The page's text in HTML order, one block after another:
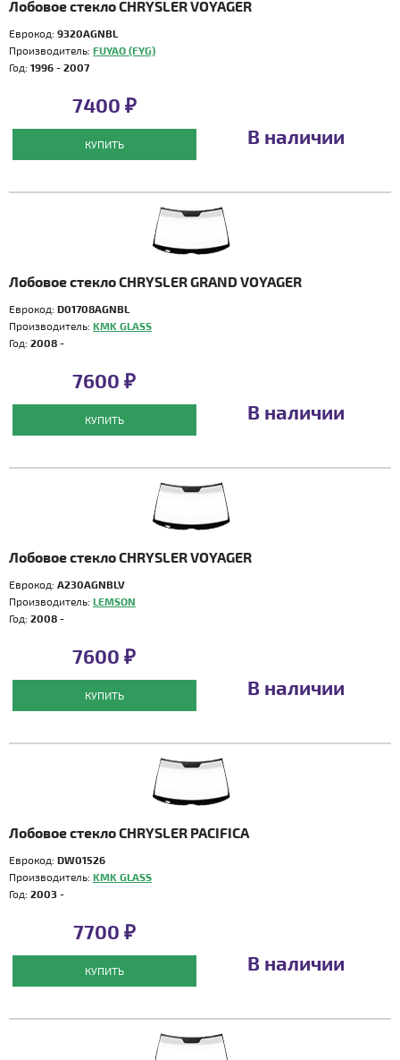
Лобовое стекло CHRYSLER VOYAGER
Еврокод: 9320AGNBL
Производитель: FUYAO (FYG)
Год: 1996 - 2007
7400 ₽
КУПИТЬ В наличии
Лобовое стекло CHRYSLER GRAND VOYAGER
Еврокод: D01708AGNBL
Производитель: KMK GLASS
Год: 2008 -
7600 ₽
КУПИТЬ В наличии
Лобовое стекло CHRYSLER VOYAGER
Еврокод: A230AGNBLV
Производитель: LEMSON
Год: 2008 -
7600 ₽
КУПИТЬ В наличии
Лобовое стекло CHRYSLER PACIFICA
Еврокод: DW01526
Производитель: KMK GLASS
Год: 2003 -
7700 ₽
КУПИТЬ В наличии